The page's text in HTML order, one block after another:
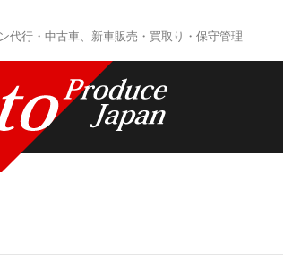
代行・中古車、新車販売・買取り・保守管理